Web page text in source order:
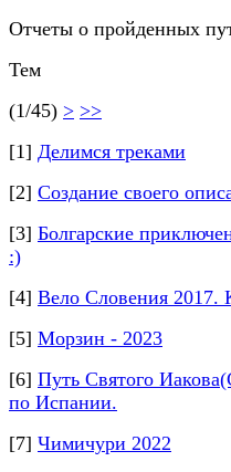
Отчеты о пройденных
Тем
(1/45) > >>
[1] Делимся треками
[2] Создание своего
[3] Болгарские
:)
[4] Вело Словения 2017.
[5] Морзин - 2023
[6] Путь Святого
по Испании.
[7] Чимичури 2022